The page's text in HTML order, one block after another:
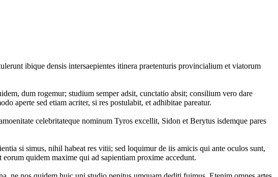
ibique densis intersaepientes itinera praetenturis provincialium et viatorum
dum rogemur; studium semper adsit, cunctatio absit; consilium vero dare
aperte sed etiam acriter, si res postulabit, et adhibitae pareatur.
celebritateque nominum Tyros excellit, Sidon et Berytus isdemque pares
si simus, nihil habeat res vitii; sed loquimur de iis amicis qui ante oculos sunt,
quidem maxime qui ad sapientiam proxime accedunt.